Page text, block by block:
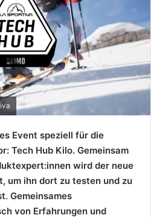
Event speziell für die
Tech Hub Kilo. Gemeinsam
wird der neue
um ihn dort zu testen und zu
Gemeinsames
von Erfahrungen und